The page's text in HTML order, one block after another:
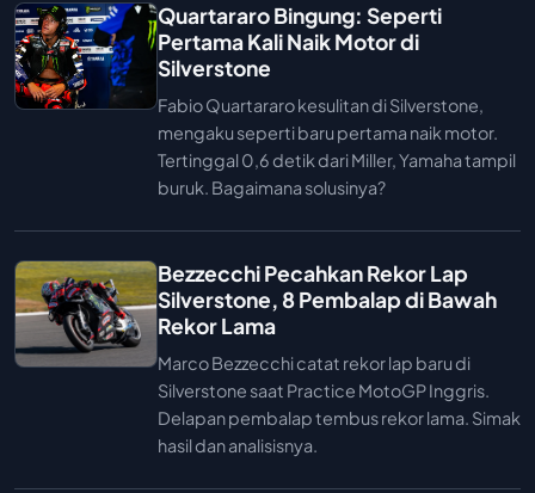
Quartararo Bingung: Seperti
Pertama Kali Naik Motor di
Silverstone
Fabio Quartararo kesulitan di Silverstone,
mengaku seperti baru pertama naik motor.
Tertinggal 0,6 detik dari Miller, Yamaha tampil
buruk. Bagaimana solusinya?
Bezzecchi Pecahkan Rekor Lap
Silverstone, 8 Pembalap di Bawah
Rekor Lama
Marco Bezzecchi catat rekor lap baru di
Silverstone saat Practice MotoGP Inggris.
Delapan pembalap tembus rekor lama. Simak
hasil dan analisisnya.